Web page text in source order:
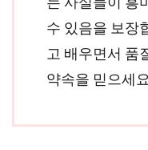
수 있음을 보장
고 배우면서 품
약속을 믿으세